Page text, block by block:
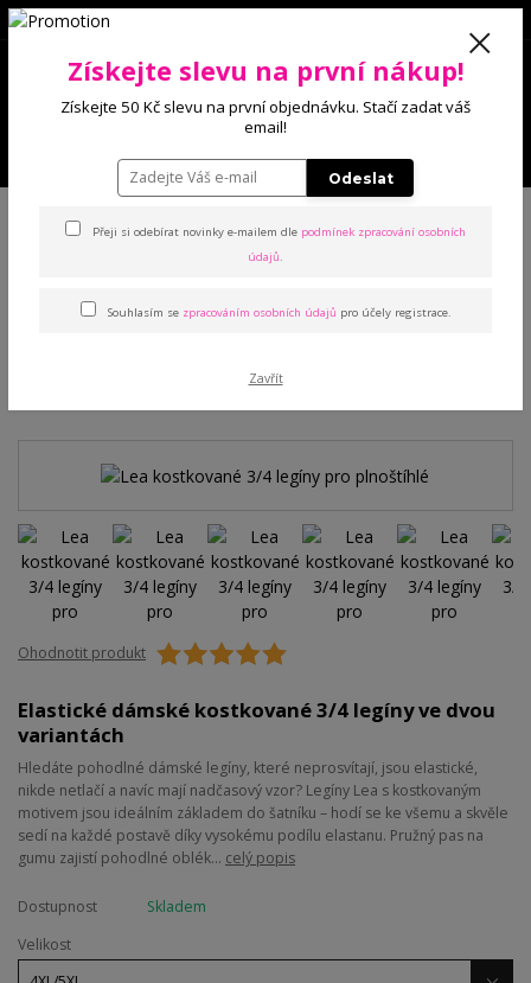
0 Kč
plnoštíhlé
Lea kostkované 3/4 legíny
Ohodnotit produkt
Elastické dámské kostkované 3/4 legíny ve dvou
variantách
Hledáte pohodlné dámské legíny, které neprosvítají, jsou elastické,
nikde netlačí a navíc mají nadčasový vzor? Legíny Lea s kostkovaným
motivem jsou ideálním základem do šatníku – hodí se ke všemu a skvěle
sedí na každé postavě díky vysokému podílu elastanu. Pružný pas na
gumu zajistí pohodlné oblék... celý popis
Dostupnost
Skladem
Velikost
Získejte slevu na první nákup!
Získejte 50 Kč slevu na první objednávku. Stačí zadat váš
email!
Odeslat
Přeji si odebírat novinky e-mailem dle podmínek zpracování osobních
údajů.
Souhlasím se zpracováním osobních údajů pro účely registrace.
Zavřít